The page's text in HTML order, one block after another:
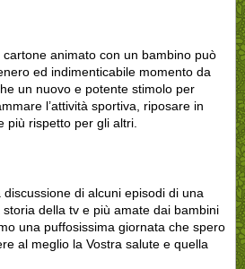
animato con un bambino può
ed indimenticabile momento da
un nuovo e potente stimolo per
l’attività sportiva, riposare in
più rispetto per gli altri.
di alcuni episodi di una
della tv e più amate dai bambini
una puffosissima giornata che spero
al meglio la Vostra salute e quella